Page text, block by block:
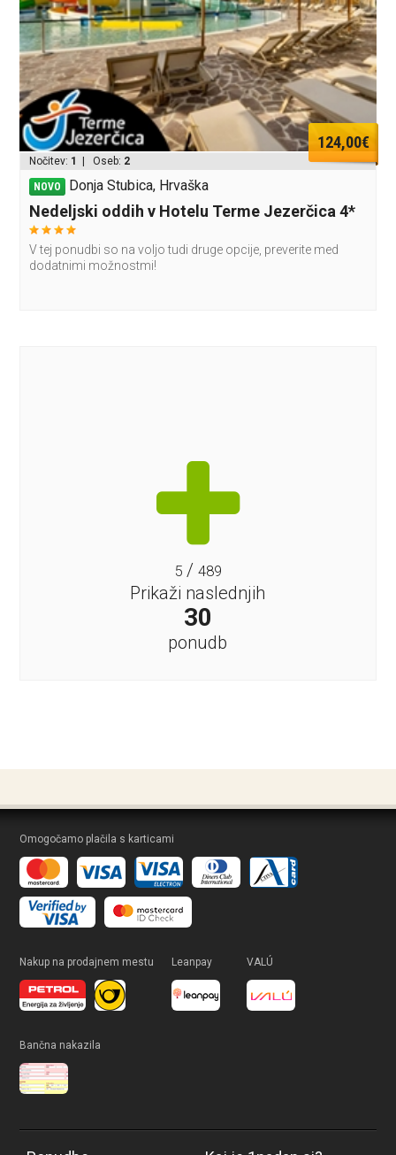
124,00€
Nočitev: 1 | Oseb: 2
NOVO Donja Stubica, Hrvaška
Nedeljski oddih v Hotelu Terme Jezerčica 4*
V tej ponudbi so na voljo tudi druge opcije, preverite med
dodatnimi možnostmi!
5/ 489
Prikaži naslednjih
30
ponudb
Omogočamo plačila s karticami
Nakup na prodajnem mestu Leanpay VALÚ
Bančna nakazila